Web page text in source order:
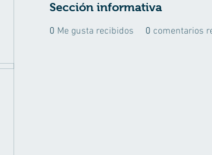
Sección informativa
0 Me gusta recibidos 0 comentarios